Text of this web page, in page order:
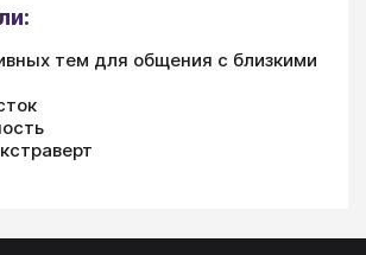
тем для общения с близкими